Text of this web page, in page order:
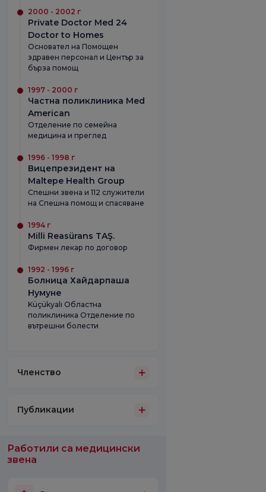
2000 - 2002 г
Private Doctor Med 24
Doctor to Homes
Основател на Помощен
здравен персонал и Център за
бърза помощ
1997 - 2000 г
Частна поликлиника Med
American
Отделение по семейна
медицина и преглед
1996 - 1998 г
Вицепрезидент на
Maltepe Health Group
Спешни звена и 112 служители
на Спешна помощ и спасяване
1994 г
Milli Reasürans TAŞ.
Фирмен лекар по договор
1992 - 1996 г
Болница Хайдарпаша
Нумуне
Küçükyalı Областна
поликлиника Отделение по
вътрешни болести
Членство
Публикации
Работили са медицински
звена